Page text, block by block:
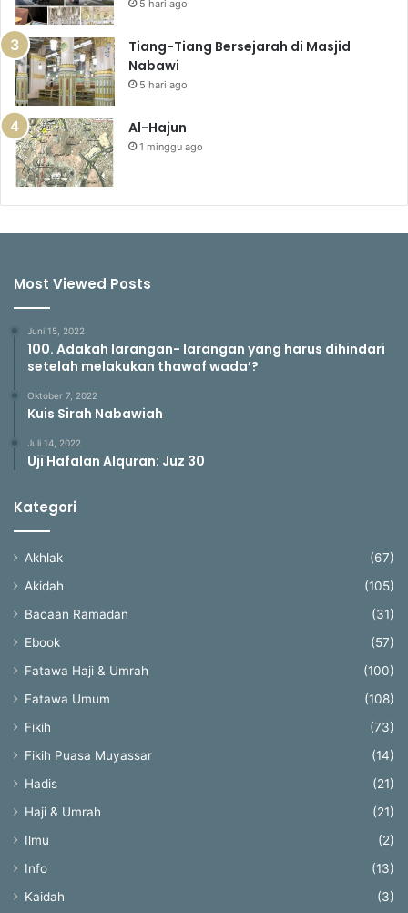
5 hari ago
Tiang-Tiang Bersejarah di Masjid
Nabawi
5 hari ago
Al-Hajun
1 minggu ago
Most Viewed Posts
Juni 15, 2022
100. Adakah larangan- larangan yang harus dihindari
setelah melakukan thawaf wada’?
Oktober 7, 2022
Kuis Sirah Nabawiah
Juli 14, 2022
Uji Hafalan Alquran: Juz 30
Kategori
Akhlak
(67)
Akidah
(105)
Bacaan Ramadan
(31)
Ebook
(57)
Fatawa Haji & Umrah
(100)
Fatawa Umum
(108)
Fikih
(73)
Fikih Puasa Muyassar
(14)
Hadis
(21)
Haji & Umrah
(21)
Ilmu
(2)
Info
(13)
Kaidah
(3)